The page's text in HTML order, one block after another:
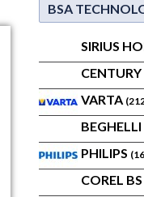
BSA
SIRIUS
CENTURY
VARTA
BEGHELLI
PHILIPS
COREL BS